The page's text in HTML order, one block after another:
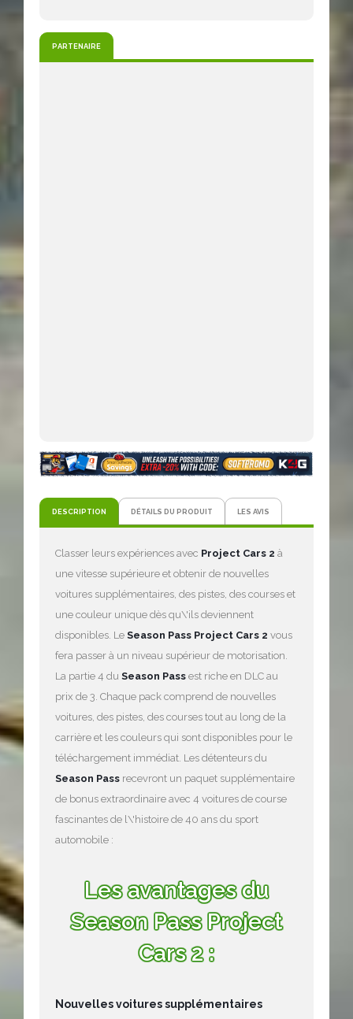
PARTENAIRE
DESCRIPTION DÉTAILS DU PRODUIT LES AVIS
Classer leurs expériences avec Project Cars 2 à
une vitesse supérieure et obtenir de nouvelles
voitures supplémentaires, des pistes, des courses et
une couleur unique dès qu\'ils deviennent
disponibles. Le Season Pass Project Cars 2 vous
fera passer à un niveau supérieur de motorisation.
La partie 4 du Season Pass est riche en DLC au
prix de 3. Chaque pack comprend de nouvelles
voitures, des pistes, des courses tout au long de la
carrière et les couleurs qui sont disponibles pour le
téléchargement immédiat. Les détenteurs du
Season Pass recevront un paquet supplémentaire
de bonus extraordinaire avec 4 voitures de course
fascinantes de l\'histoire de 40 ans du sport
automobile :
Les avantages du
Season Pass Project
Cars 2 :
Nouvelles voitures supplémentaires